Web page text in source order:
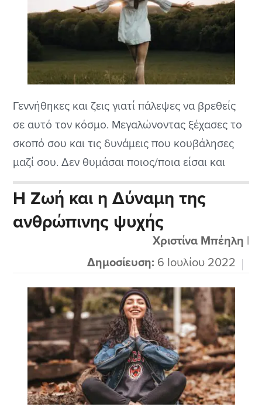
Γεννήθηκες και ζεις γιατί πάλεψες να βρεθείς
σε αυτό τον κόσμο. Μεγαλώνοντας ξέχασες το
σκοπό σου και τις δυνάμεις που κουβάλησες
μαζί σου. Δεν θυμάσαι ποιος/ποια είσαι και
γιατί πάλεψες για να υπάρχεις, αλλά τα
μηνύματα που κουβαλάς μέσα σου
παραμένουν σταθερά χαραγμένα μέσα στην
καρδιά σου. Επέτρεψε μου να σου επαναφέρω
κάποια μηνύματα που...
Η Ζωή και η Δύναμη της
ανθρώπινης ψυχής
Χριστίνα Μπέηλη |
Δημοσίευση: 6 Ιουλίου 2022